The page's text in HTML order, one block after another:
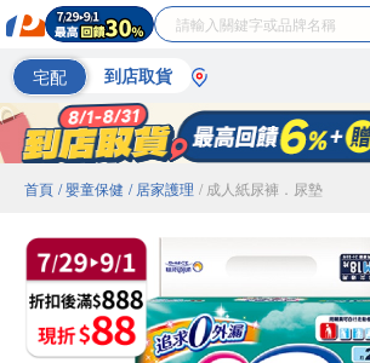
宅配 到店取貨
首頁 / 嬰童保健 / 居家護理 / 成人紙尿褲．尿墊